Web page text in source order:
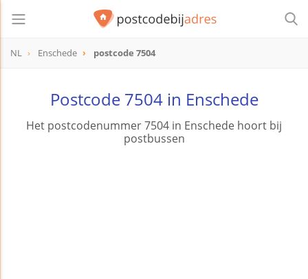
NL Enschede postcode 7504
Postcode 7504 in Enschede
Het postcodenummer 7504 in Enschede hoort bij
postbussen